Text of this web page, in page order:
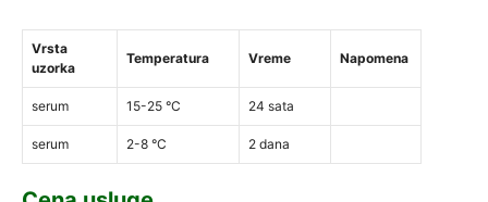
Vrsta
uzorka
Temperatura Vreme Napomena
serum 15-25 °C 24 sata
serum 2-8 °C 2 dana